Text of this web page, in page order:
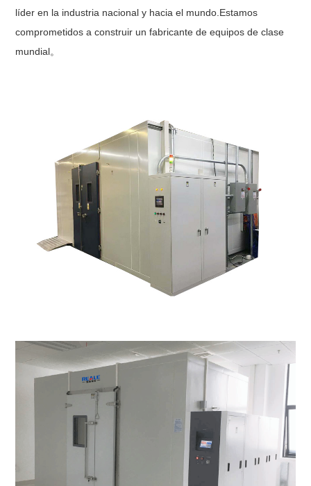
líder en la industria nacional y hacia el mundo Estamos
comprometidos a construir un fabricante de equipos de clase
mundial。